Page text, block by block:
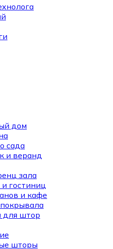
дом
сада
и веранд
зала
гостиниц
и кафе
для штор
шторы